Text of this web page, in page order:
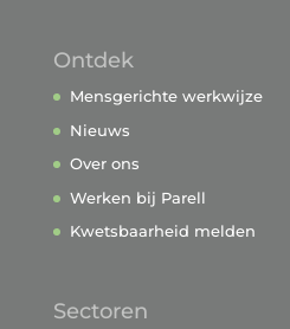
Ontdek
Mensgerichte werkwijze
Nieuws
Over ons
Werken bij Parell
Kwetsbaarheid melden
Sectoren